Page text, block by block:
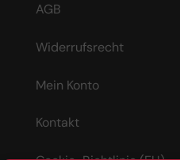
AGB
Widerrufsrecht
Mein Konto
Kontakt